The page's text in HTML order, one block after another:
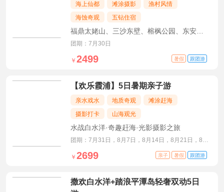
海上仙都 滩涂摄影
渔村风情
海蚀奇观
五钻住宿
福鼎太姥山、三沙东壁、榕枫公园、东安
岛、下尾岛深度游
团期：7月30日
暑假 跟团游
￥ 2499
【欢乐霞浦】5日暑期亲子游
亲水戏水 地质奇观
滩涂赶海
摄影打卡
山海观光
水战白水洋·奇趣赶海·光影摄影之旅
团期：7月31日，8月7日，8月14日，8月21日，8月
28日
亲子 暑假 跟团游
￥ 2699
撒欢白水洋+踏浪平潭岛轻奢双动5日